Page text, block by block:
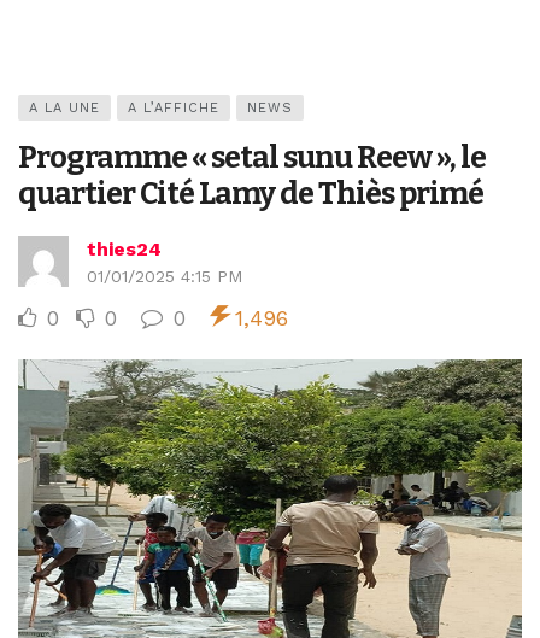
A LA UNE A L’AFFICHE NEWS
Programme « setal sunu Reew », le
quartier Cité Lamy de Thiès primé
thies24
01/01/2025 4:15 PM
0 0 0 1,496